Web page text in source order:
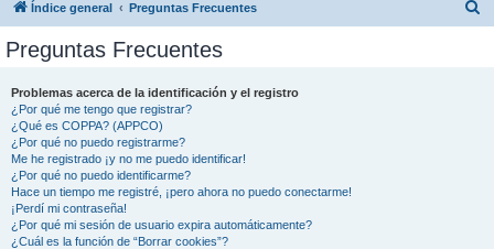
Índice general Preguntas Frecuentes
Preguntas Frecuentes
Problemas acerca de la identificación y el registro
¿Por qué me tengo que registrar?
¿Qué es COPPA? (APPCO)
¿Por qué no puedo registrarme?
Me he registrado ¡y no me puedo identificar!
¿Por qué no puedo identificarme?
Hace un tiempo me registré, ¡pero ahora no puedo conectarme!
¡Perdí mi contraseña!
¿Por qué mi sesión de usuario expira automáticamente?
¿Cuál es la función de “Borrar cookies”?